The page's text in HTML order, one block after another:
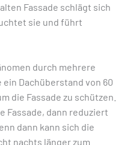
Fassade schlägt sich
sie und führt
durch mehrere
ein Dachüberstand von 60
die Fassade zu schützen.
Fassade, dann reduziert
dann kann sich die
nachts länger zum